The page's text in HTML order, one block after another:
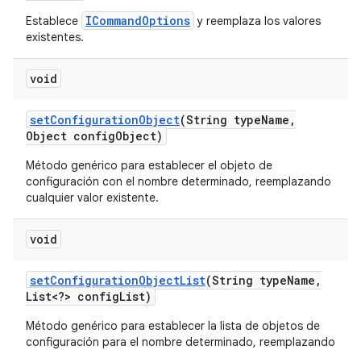
Establece ICommandOptions y reemplaza los valores
existentes.
void
setConfigurationObject(String typeName ,
Object configObject)
Método genérico para establecer el objeto de
configuración con el nombre determinado, reemplazando
cualquier valor existente.
void
setConfigurationObjectList(String typeName ,
List<?> configList)
Método genérico para establecer la lista de objetos de
configuración para el nombre determinado, reemplazando